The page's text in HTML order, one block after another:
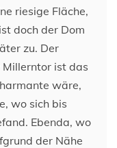
riesige Fläche,
doch der Dom
zu. Der
ist das
wäre,
wo sich bis
Ebenda, wo
der Nähe